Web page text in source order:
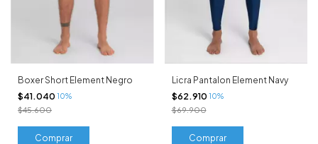
Boxer Short Element Negro
$41.040 10%
$45.600
Comprar
Licra Pantalon Element Navy
$62.910 10%
$69.900
Comprar